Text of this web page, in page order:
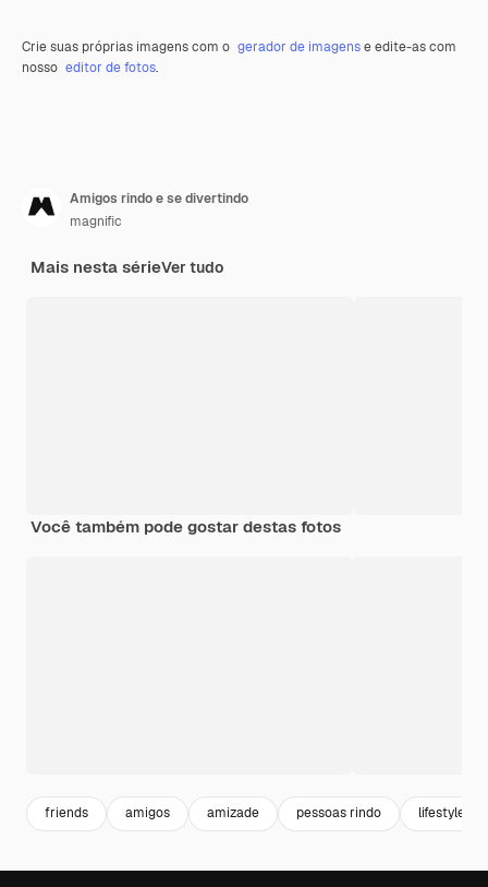
Crie suas próprias imagens com o gerador de imagense edite-as com
nosso editor de fotos.
Amigos rindo e se divertindo
magnific
Mais nesta sérieVer tudo
Você também pode gostar destas fotos
friends amigos amizade pessoas rindo lifestyle